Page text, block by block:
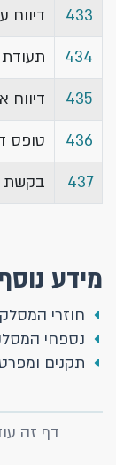
433​ דיווח
434​ תעודת
​435 ​דיווח
436 טופס
437 בקשת
מידע נוסף
חוזרי
נספחי
תקנים
דף זה